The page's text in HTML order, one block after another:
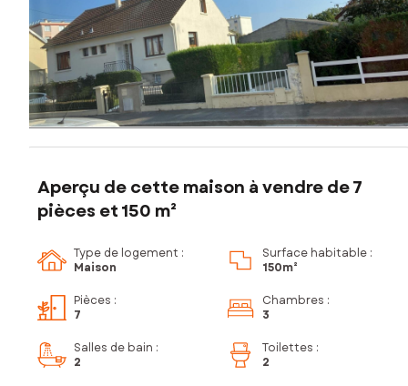
Aperçu de cette maison à vendre de 7
pièces et 150 m²
Type de logement :
Maison
Surface habitable :
150m²
Pièces :
7
Chambres :
3
Salles de bain :
2
Toilettes :
2